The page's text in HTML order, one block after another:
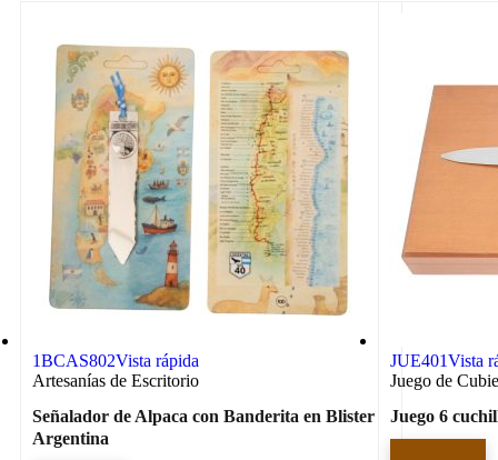
1BCAS802Vista rápida
Artesanías de Escritorio
Señalador de Alpaca con Banderita en Blister
Argentina
JUE401Vista
Juego de
Juego 6